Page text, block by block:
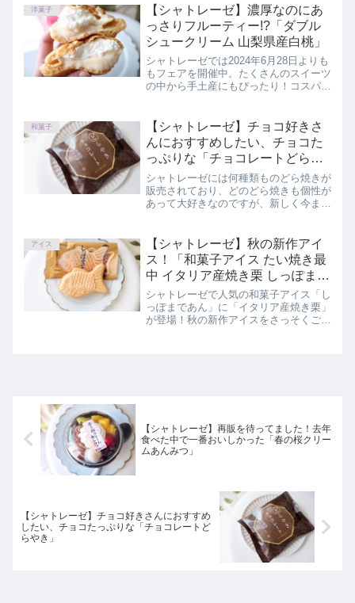
レビューしています。
洋菓子
【シャトレーゼ】濃厚なのにあ
っさりフルーティー!?「ダブル
シュークリーム 山梨県産白桃」
シャトレーゼでは2024年6月28日よりも
もフェアを開催中。たくさんのスイーツ
の中から手土産にもぴったり！コスパの
ます。
和菓子
【シャトレーゼ】チョコ好きさ
んにおすすめしたい、チョコた
っぷりな「チョコレートどらや
き」
シャトレーゼには何種類ものどら焼きが
販売されており、どのどら焼きも個性が
あって大好きなのですが、新しく今まで
ーゼ「チョコレートどらやき」を正直に
レビューしています。
アイス
【シャトレーゼ】秋の新作アイ
ス！「和菓子アイス たい焼き最
中 イタリア産焼き栗 しっぽまで
あん 」
シャトレーゼで人気の和菓子アイス「し
っぽまであん」に「イタリア産焼き栗」
が登場！秋の新作アイスをさっそくご紹
【シャトレーゼ】再販を待ってました！去年
食べた中で一番おいしかった「春の桜クリー
ムあんみつ」
【シャトレーゼ】チョコ好きさんにおすすめ
したい、チョコたっぷりな「チョコレートど
らやき」